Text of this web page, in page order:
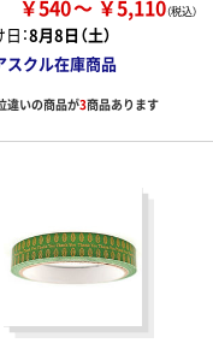
￥540 ￥5,110
：8月8日（土）
スクル在庫商品
違いの商品が3商品あります